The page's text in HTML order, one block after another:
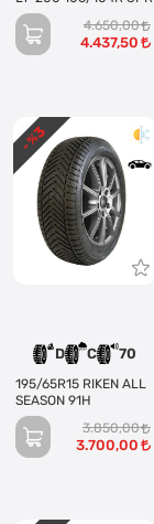
4.650,00
4.437,50
D C 70
195/65R15 RIKEN ALL
SEASON 91H
3.850,00
3.700,00
- %
3